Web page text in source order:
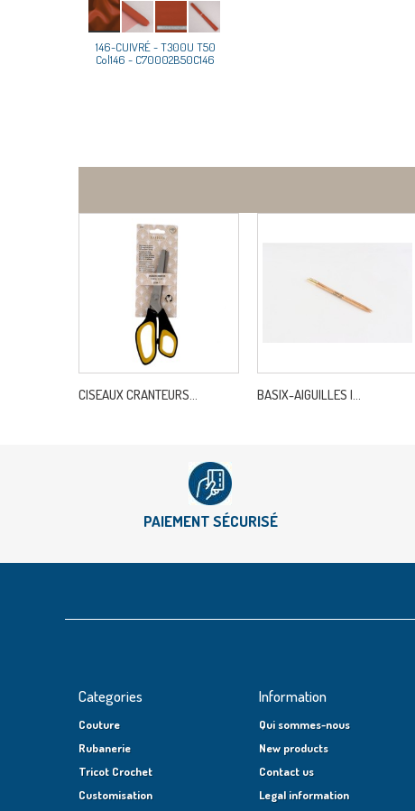
146-CUIVRÉ - T300U T50
Col146 - C70002B50C146
CISEAUX CRANTEURS... BASIX-AIGUILLES I...
PAIEMENT SÉCURISÉ
Categories
Couture
Rubanerie
Tricot Crochet
Customisation
Information
Qui sommes-nous
New products
Contact us
Legal information